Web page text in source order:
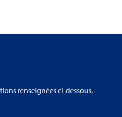
renseignées ci-dessous.